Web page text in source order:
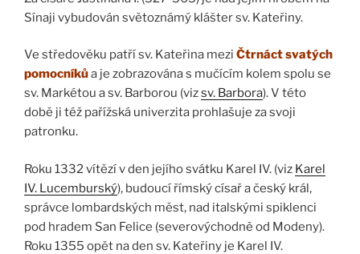
Sínaji vybudován světoznámý klášter sv. Kateřiny.
Ve středověku patří sv. Kateřina mezi Čtrnáct svatých
pomocníkůa je zobrazována s mučícím kolem spolu se
sv. Markétou a sv. Barborou (vizsv. Barbora). V této
době ji též pařížská univerzita prohlašuje za svoji
patronku.
Roku 1332 vítězí v den jejího svátku Karel IV. (viz Karel
IV. Lucemburský), budoucí římský císař a český král,
správce lombardských měst, nad italskými spiklenci
pod hradem San Felice (severovýchodně od Modeny).
Roku 1355 opět na den sv. Kateřiny je Karel IV.